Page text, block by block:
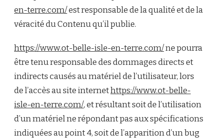
en-terre.com/est responsable de la qualité et de la
véracité du Contenu qu’il publie.
https://www.ot-belle-isle-en-terre.com/ne pourra
être tenu responsable des dommages directs et
indirects causés au matériel de l’utilisateur, lors
de l’accès au site internethttps://www.ot-belle-
isle-en-terre.com/, et résultant soit de l’utilisation
d’un matériel ne répondant pas aux spécifications
indiquées au point 4, soit de l’apparition d’un bug